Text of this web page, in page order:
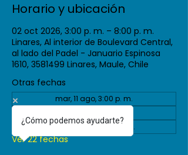
Horario y ubicación
02 oct 2026, 3:00 p. m. – 8:00 p. m.
Linares, Al interior de Boulevard Central,
al lado del Padel - Januario Espinosa
1610, 3581499 Linares, Maule, Chile
Otras fechas
mar, 11 ago, 3:00 p. m.
mar, 08 sept, 3:00 p. m.
Ver 22 fechas
¿Cómo podemos ayudarte?